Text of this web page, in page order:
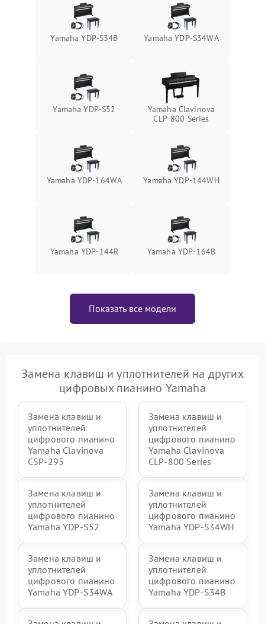
Yamaha YDP-S34B Yamaha YDP-S34WA
Yamaha YDP-S52
Yamaha Clavinova
CLP-800 Series
Yamaha YDP-164WA Yamaha YDP-144WH
Yamaha YDP-144R Yamaha YDP-164B
Показать все модели
Замена клавиш и уплотнителей на других
цифровых пианино Yamaha
Замена клавиш и
уплотнителей
цифрового пианино
Yamaha Clavinova
CSP-295
Замена клавиш и
уплотнителей
цифрового пианино
Yamaha Clavinova
CLP-800 Series
Замена клавиш и
уплотнителей
цифрового пианино
Yamaha YDP-S52
Замена клавиш и
уплотнителей
цифрового пианино
Yamaha YDP-S34WH
Замена клавиш и
уплотнителей
цифрового пианино
Yamaha YDP-S34WA
Замена клавиш и
уплотнителей
цифрового пианино
Yamaha YDP-S34B